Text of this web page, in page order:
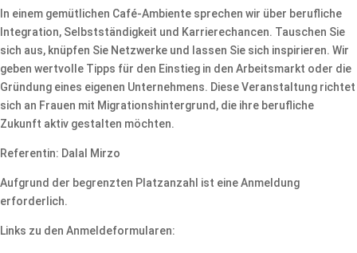
In einem gemütlichen Café-Ambiente sprechen wir über berufliche
Integration, Selbstständigkeit und Karrierechancen. Tauschen Sie
sich aus, knüpfen Sie Netzwerke und lassen Sie sich inspirieren. Wir
geben wertvolle Tipps für den Einstieg in den Arbeitsmarkt oder die
Gründung eines eigenen Unternehmens. Diese Veranstaltung richtet
sich an Frauen mit Migrationshintergrund, die ihre berufliche
Zukunft aktiv gestalten möchten.
Referentin: Dalal Mirzo
Aufgrund der begrenzten Platzanzahl ist eine Anmeldung
erforderlich.
Links zu den Anmeldeformularen: